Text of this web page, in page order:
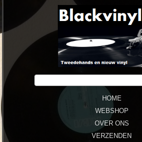
HOME
WEBSHOP
OVER ONS
VERZENDEN